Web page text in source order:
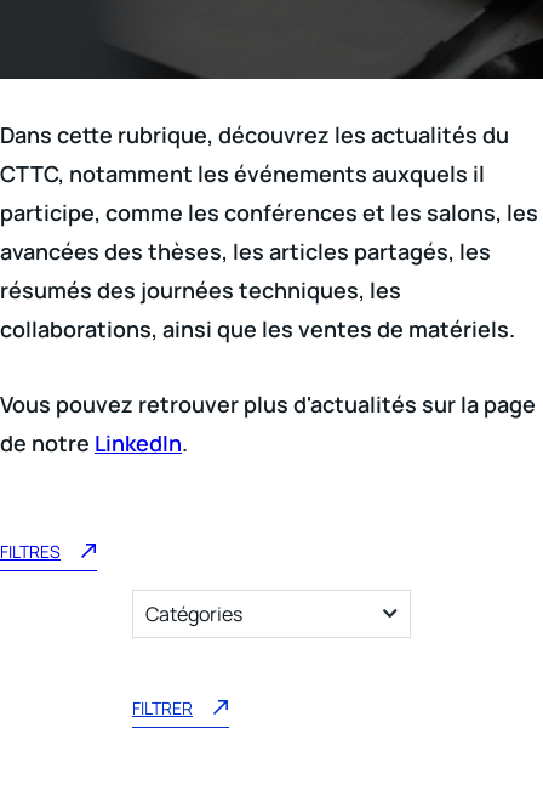
Dans cette rubrique, découvrez les actualités du
CTTC, notamment les événements auxquels il
participe, comme les conférences et les salons, les
avancées des thèses, les articles partagés, les
résumés des journées techniques, les
collaborations, ainsi que les ventes de matériels.
Vous pouvez retrouver plus d'actualités sur la page
de notre LinkedIn.
FILTRES
Articles
Catégories
FILTRER